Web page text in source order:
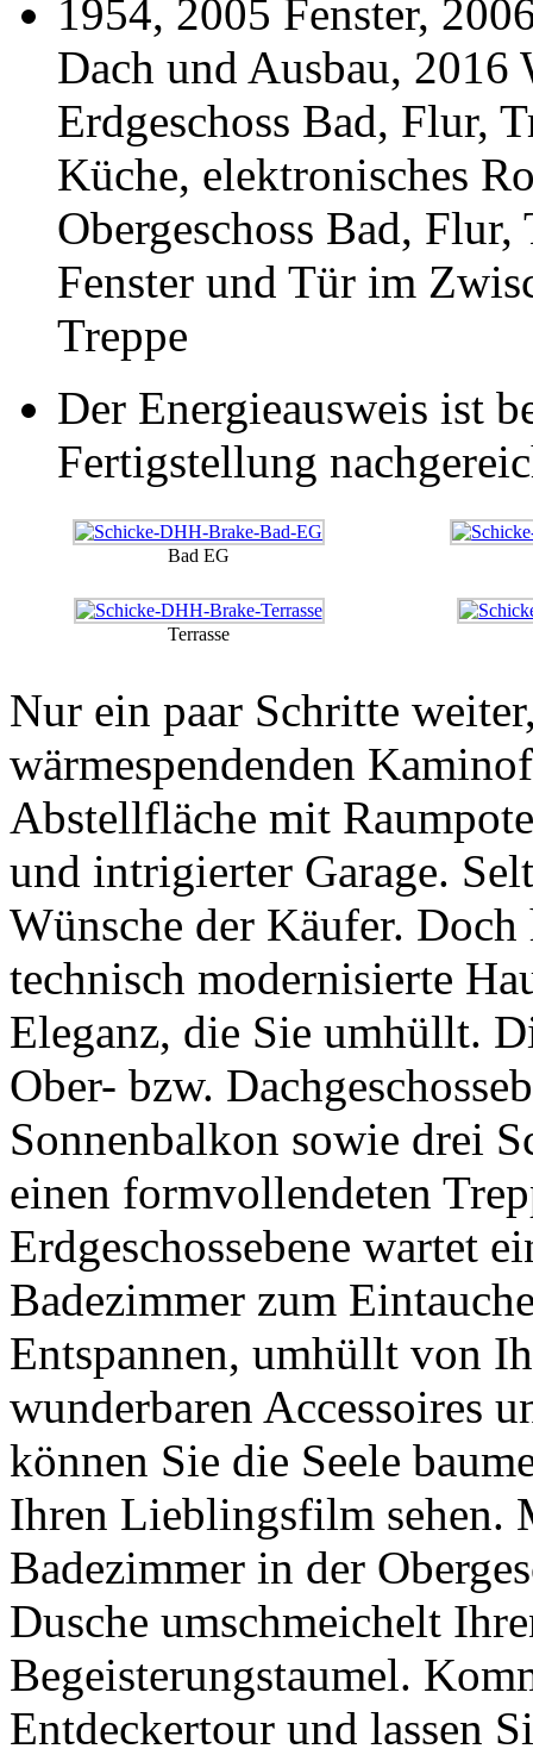
1954, 2005 Fenster,
Dach und Ausbau,
Erdgeschoss Bad, Flur,
Küche, elektronisches
Obergeschoss Bad, Flur,
Fenster und Tür im
Treppe
Der Energieausweis ist
Fertigstellung
Bad EG
Terrasse
Nur ein paar Schritte
wärmespendenden
Abstellfläche mit
und intrigierter Garage.
Wünsche der Käufer.
technisch modernisierte
Eleganz, die Sie umhüllt.
Ober- bzw.
Sonnenbalkon sowie drei
einen formvollendeten
Erdgeschossebene wartet
Badezimmer zum
Entspannen, umhüllt von
wunderbaren Accessoires
können Sie die Seele
Ihren Lieblingsfilm sehen.
Badezimmer in der
Dusche umschmeichelt
Begeisterungstaumel.
Entdeckertour und lassen